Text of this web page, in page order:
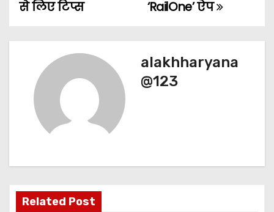
n
a
t
‘RailOne’ ऐप
से लिए टिप्स
alakhharyana
@123
Related Post